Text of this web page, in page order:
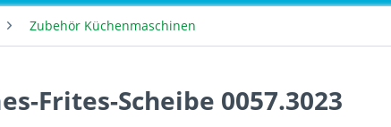
Zubehör Küchenmaschinen
Frites-Scheibe 0057.3023